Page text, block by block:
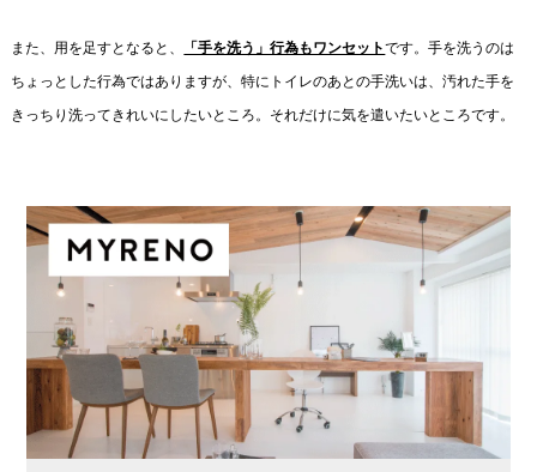
また、用を足すとなると、 「手を洗う」行為もワンセットです。手を洗うのは
ちょっとした行為ではありますが、特にトイレのあとの手洗いは、汚れた手を
きっちり洗ってきれいにしたいところ。それだけに気を遣いたいところです。